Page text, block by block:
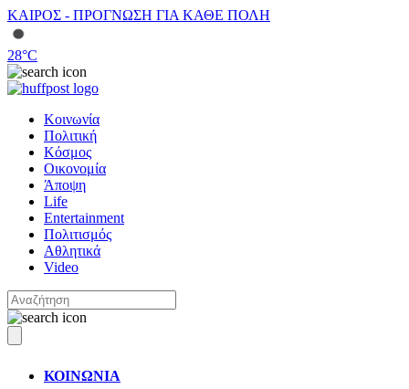
ΚΑΙΡΟΣ - ΠΡΟΓΝΩΣΗ ΓΙΑ ΚΑΘΕ ΠΟΛΗ
28°C
Κοινωνία
Πολιτική
Κόσμος
Οικονομία
Άποψη
Life
Entertainment
Πολιτισμός
Αθλητικά
Video
ΚΟΙΝΩΝΙΑ